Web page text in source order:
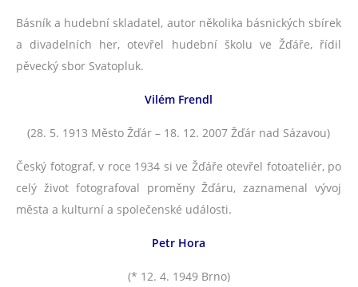
Básník a hudební skladatel, autor několika básnických sbírek
a divadelních her, otevřel hudební školu ve Žďáře, řídil
pěvecký sbor Svatopluk.
Vilém Frendl
(28. 5. 1913 Město Žďár – 18. 12. 2007 Žďár nad Sázavou)
Český fotograf, v roce 1934 si ve Žďáře otevřel fotoateliér, po
celý život fotografoval proměny Žďáru, zaznamenal vývoj
města a kulturní a společenské události.
Petr Hora
(* 12. 4. 1949 Brno)